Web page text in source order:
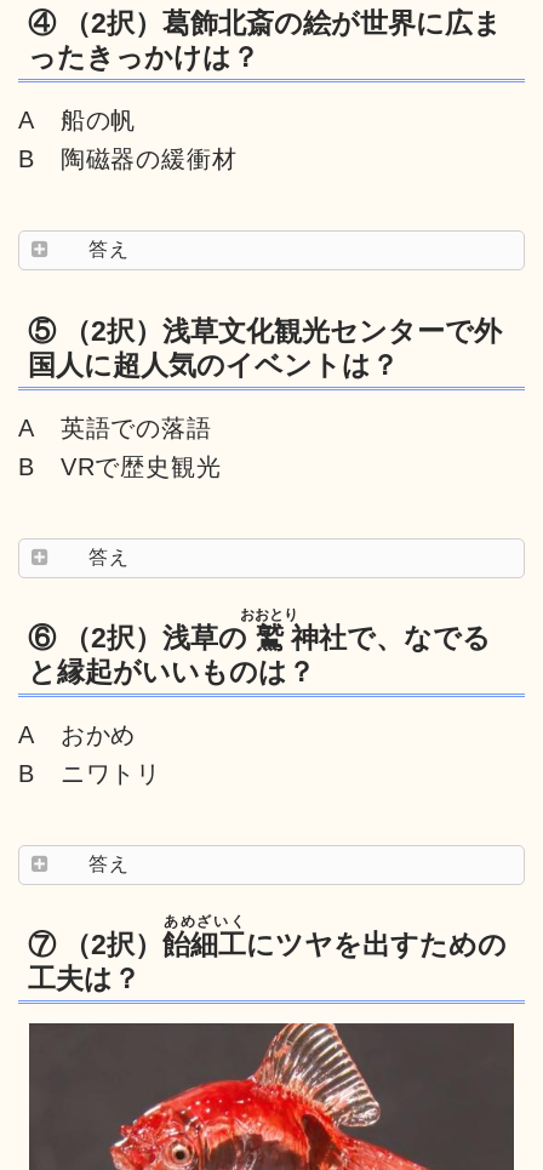
④ （2択）葛飾北斎の絵が世界に広ま
ったきっかけは？
A 船の帆
B 陶磁器の緩衝材
答え
⑤ （2択）浅草文化観光センターで外
国人に超人気のイベントは？
A 英語での落語
B VRで歴史観光
答え
⑥ （2択）浅草の 鷲
おおとり
神社で、なでる
と縁起がいいものは？
A おかめ
B ニワトリ
答え
⑦ （2択） 飴細工
あめざいく
にツヤを出すための
工夫は？